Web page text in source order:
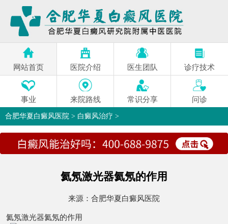
网站首页 医院介绍 医生团队 诊疗技术
事业 来院路线 常识分享 问诊
合肥华夏白癜风医院 > 白癜风治疗 >
氦氖激光器氦氖的作用
来源： 合肥华夏白癜风医院
氦氖激光器氦氖的作用